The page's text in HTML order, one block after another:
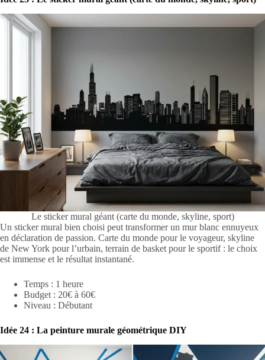
Le sticker mural géant (carte du monde, skyline, sport)
Un sticker mural bien choisi peut transformer un mur blanc ennuyeux
en déclaration de passion. Carte du monde pour le voyageur, skyline
de New York pour l’urbain, terrain de basket pour le sportif : le choix
est immense et le résultat instantané.
Temps : 1 heure
Budget : 20€ à 60€
Niveau : Débutant
Idée 24 : La peinture murale géométrique DIY